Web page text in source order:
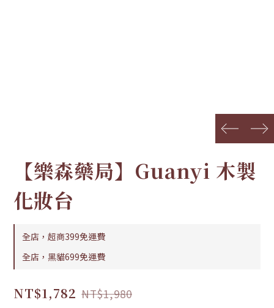
prev next
【樂森藥局】Guanyi 木製
化妝台
全店，超商399免運費
全店，黑貓699免運費
NT$1,782 NT$1,980